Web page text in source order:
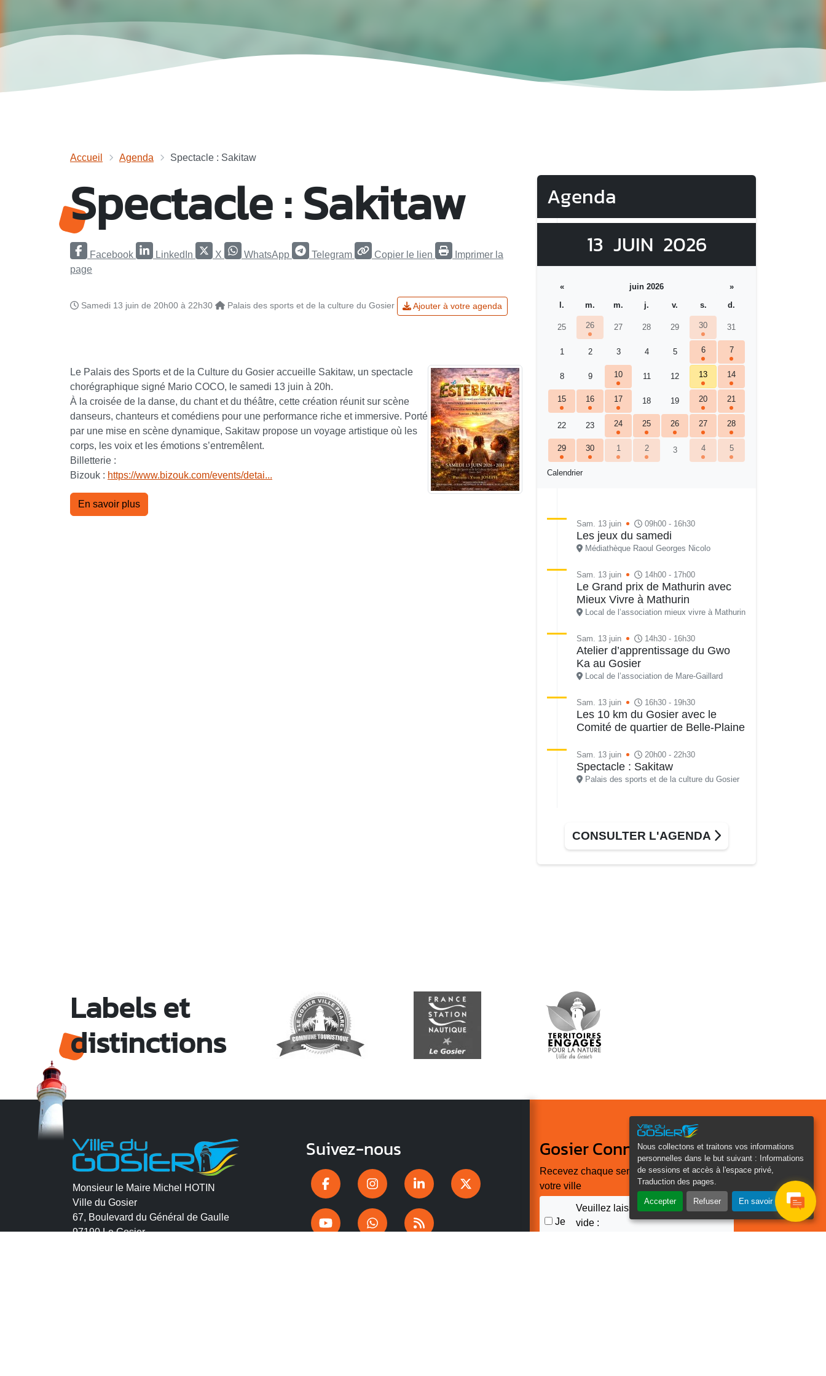
Nous collectons et traitons vos informations
personnelles dans le but suivant :
Informations
de sessions et accès à l'espace privé,
Traduction des pages
Accepter Refuser En savoir plus
Accueil Agenda Spectacle : Sakitaw
Spectacle : Sakitaw
Facebook LinkedIn X WhatsApp Telegram Copier le lien
Imprimer la
page
Samedi 13 juin de 20h00 à 22h30 Palais des sports et de la culture du Gosier Ajouter à votre agenda
Le Palais des Sports et de la Culture du Gosier accueille Sakitaw, un spectacle
chorégraphique signé Mario COCO, le samedi 13 juin à 20h.
À la croisée de la danse, du chant et du théâtre, cette création réunit sur scène
danseurs, chanteurs et comédiens pour une performance riche et immersive. Porté
par une mise en scène dynamique, Sakitaw propose un voyage artistique où les
corps, les voix et les émotions s’entremêlent.
Billetterie :
Bizouk : https://www.bizouk.com/events/detai...
En savoir plus
Agenda
13 JUIN 2026
Calendrier
« juin 2026
»
l.
m. m. j. v. s. d.
25 26 27 28 29 30 31
1 2 3 4 5 6 7
8 9 10 11 12 13 14
15 16 17 18 19 20 21
22 23 24 25 26 27 28
29 30 1 2 3 4 5
Sam. 13 juin 09h00 - 16h30
Les jeux du samedi
Médiathèque Raoul Georges Nicolo
Sam. 13 juin 14h00 - 17h00
Le Grand prix de Mathurin avec
Mieux Vivre à Mathurin
Local de l’association mieux vivre à Mathurin
Sam. 13 juin 14h30 - 16h30
Atelier d’apprentissage du Gwo
Ka au Gosier
Local de l’association de Mare-Gaillard
Sam. 13 juin 16h30 - 19h30
Les 10 km du Gosier avec le
Comité de quartier de Belle-Plaine
Sam. 13 juin 20h00 - 22h30
Spectacle : Sakitaw
Palais des sports et de la culture du Gosier
CONSULTER L'AGENDA
Labels et
distinctions
Monsieur le Maire Michel HOTIN
Ville du Gosier
67, Boulevard du Général de Gaulle
97190 Le Gosier
Suivez-nous Gosier Connecté
Recevez chaque semaine l'actualité de
votre ville
Je
Veuillez laisser ce champ
vide :